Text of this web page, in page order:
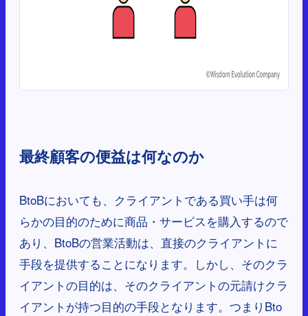
最終顧客の便益は何なのか
BtoBにおいても、クライアントである買い手は何
らかの目的のために商品・サービスを購入するので
あり、BtoBの営業活動は、直接のクライアントに
手段を提供することになります。しかし、そのクラ
イアントの目的は、そのクライアントの元請けクラ
イアントが持つ目的の手段となります。つまりBto